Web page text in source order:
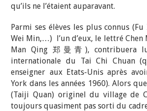
qu’ils ne l’étaient auparavant.
Parmi ses élèves les plus connus (Fu
Wei Min,…) l’un d’eux, le lettré Chen
Man Qing郑曼青 ), contribuera
internationale du Tai Chi Chuan
enseigner aux Etats-Unis après
York dans les années 1960). Alors
(Taiji Quan) originel du village de
toujours quasiment pas sorti du